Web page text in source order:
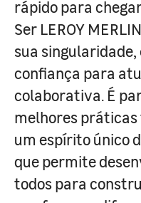
rápido para
Ser LEROY
sua
confiança para
colaborativa. É
melhores práticas
um espírito único
que permite
todos para